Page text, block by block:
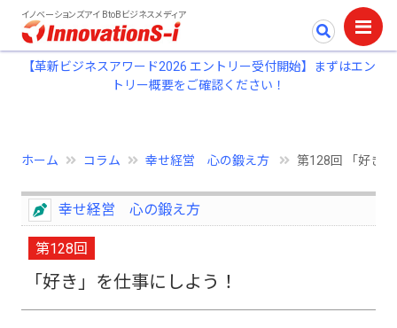
イノベーションズアイ BtoBビジネスメディア
【革新ビジネスアワード2026 エントリー受付開始】まずはエン
トリー概要をご確認ください！
ホーム コラム 幸せ経営 心の鍛え方 第128回 「好き
幸せ経営 心の鍛え方
第128回
「好き」を仕事にしよう！